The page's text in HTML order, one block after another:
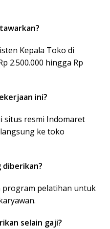
Kepala Toko di
2.500.000 hingga Rp
ini?
situs resmi Indomaret
ke toko
diberikan?
program pelatihan untuk
selain gaji?